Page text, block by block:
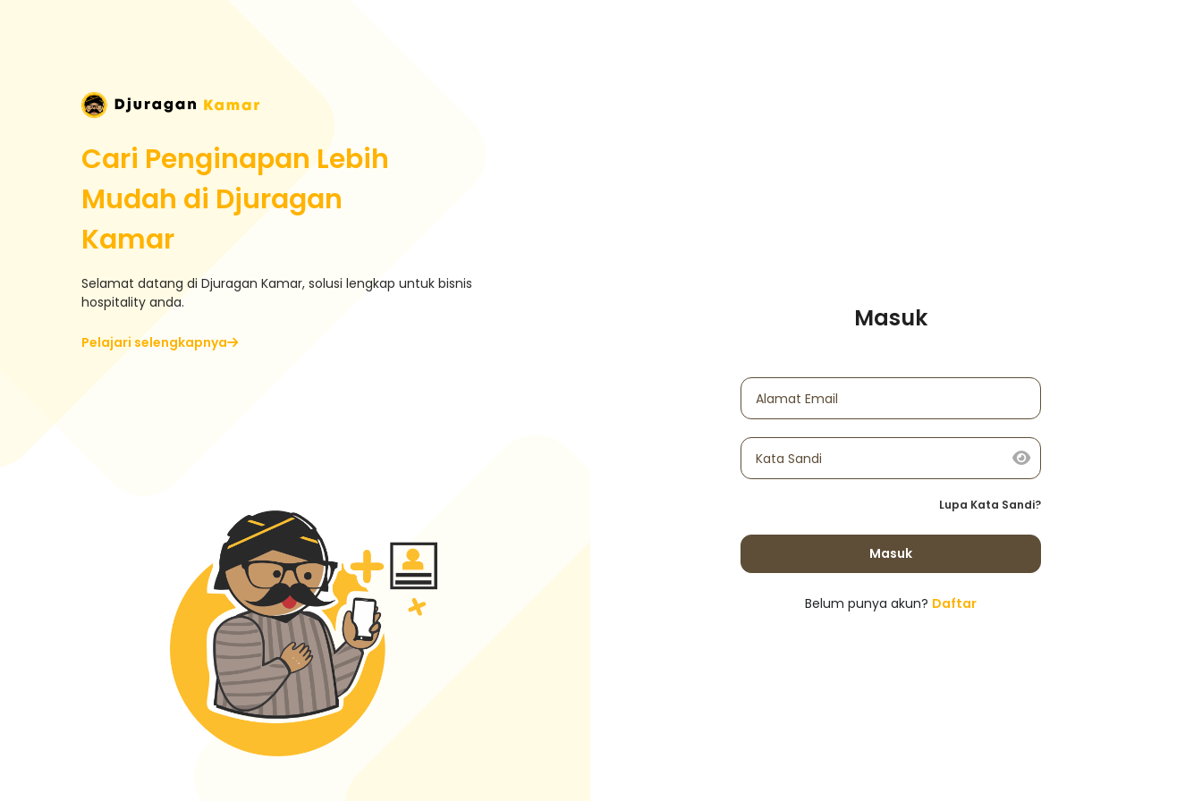
Cari Penginapan Lebih
Mudah di Djuragan
Kamar
Selamat datang di Djuragan Kamar, solusi lengkap untuk bisnis
hospitality anda.
Pelajari selengkapnya
Masuk
Alamat Email
Kata Sandi
Lupa Kata Sandi?
Masuk
Belum punya akun? Daftar